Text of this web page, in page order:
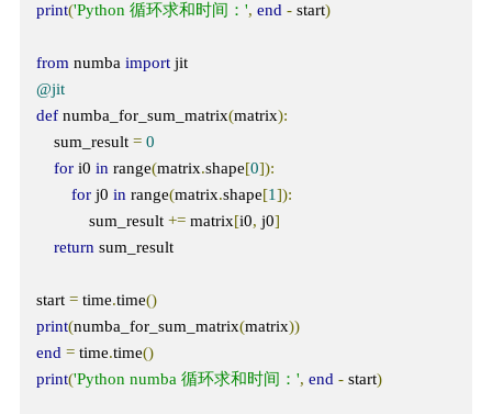
print('Python 循环求和时间：', end - start)
from numba import
jit
@jit
def numba_for_sum_matrix(matrix):
    sum_result
= 0
for i0 in range(matrix.shape[0]):
for j0 in range(matrix.shape[1]):
            sum_result
+= matrix[i0, j0]
return sum_result
start = time.time()
print(numba_for_sum_matrix(matrix))
end = time.time()
print('Python numba 循环求和时间：', end - start)